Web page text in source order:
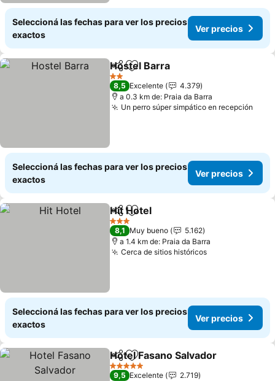
Seleccioná las fechas para ver los precios
exactos
Ver precios
CompartirAñadir a favoritos
Hostel Barra
2 Estrellas
8,5 Excelente
4.379
a 0.3 km de: Praia da Barra
Un perro súper simpático en recepción
Seleccioná las fechas para ver los precios
exactos
Ver precios
CompartirAñadir a favoritos
Hit Hotel
3 Estrellas
8,1 Muy bueno
5.162
a 1.4 km de: Praia da Barra
Cerca de sitios históricosVer precios
Seleccioná las fechas para ver los precios
exactos
Ver precios
CompartirAñadir a favoritos
Hotel Fasano Salvador
5 Estrellas
9,5 Excelente
2.719